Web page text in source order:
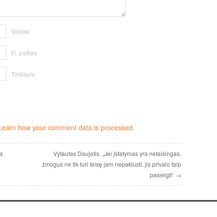
Vardas
El. paštas
Tinklapis
how your comment data is processed.
Vytautas Daujotis. „Jei įstatymas yra neteisingas,
žmogus ne tik turi teisę jam nepaklusti, jis privalo taip
pasielgti“ →